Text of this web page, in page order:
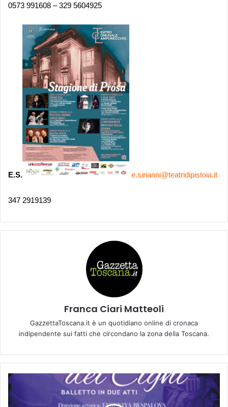
0573 991608 – 329 5604925
E.S. e.sirianni@teatridipistoia.it
347 2919139
Franca Ciari Matteoli
GazzettaToscana.it è un quotidiano online di cronaca
indipendente sui fatti che circondano la zona della Toscana.
P
I
S